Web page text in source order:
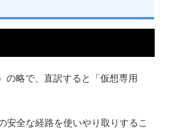
の略で、直訳すると「仮想専用
安全な経路を使いやり取りするこ